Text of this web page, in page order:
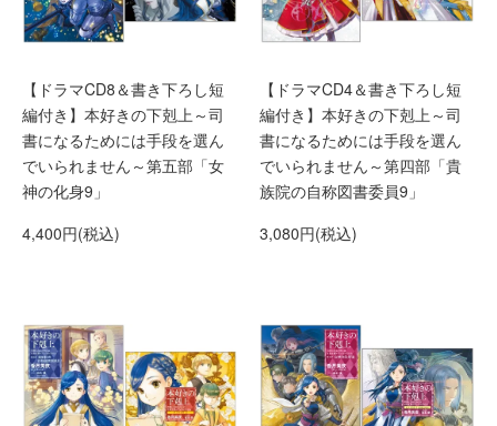
【ドラマCD8＆書き下ろし短
編付き】本好きの下剋上～司
書になるためには手段を選ん
でいられません～第五部「女
神の化身9」
4,400円(税込)
【ドラマCD4＆書き下ろし短
編付き】本好きの下剋上～司
書になるためには手段を選ん
でいられません～第四部「貴
族院の自称図書委員9」
3,080円(税込)